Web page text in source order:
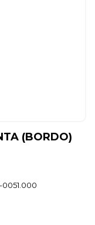
(BORDO)
0051.000